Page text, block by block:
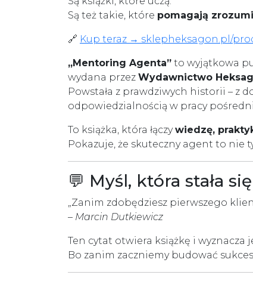
Są też takie, które pomagają
🔗 Kup teraz → sklepheksagon.pl/
„Mentoring Agenta” to wyjątkowa
wydana przez Wydawnictwo
Powstała z prawdziwych historii – z
odpowiedzialnością w pracy
To książka, która łączywiedzę,
Pokazuje, że skuteczny agent to nie
💬 Myśl, która stała
„Zanim zdobędziesz pierwszego
– Marcin Dutkiewicz
Ten cytat otwiera książkę i wyznacza
Bo zanim zaczniemy budować